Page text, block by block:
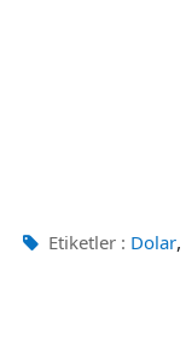
Etiketler : Dolar,